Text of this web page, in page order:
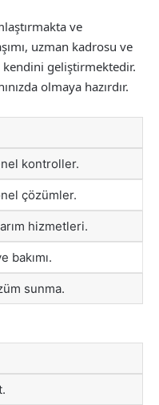
ve
uzman kadrosu ve
geliştirmektedir.
olmaya hazırdır.
kontroller.
çözümler.
hizmetleri.
bakımı.
sunma.